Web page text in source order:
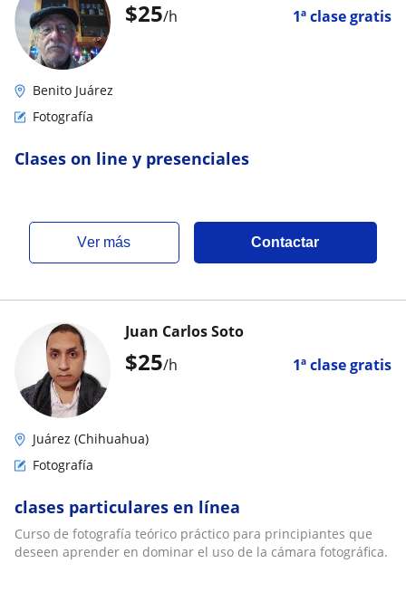
$25/h 1ª clase gratis
Benito Juárez
Fotografía
Clases on line y presenciales
ver más Contactar
$25/h 1ª clase gratis
Juan Carlos Soto
Juárez (Chihuahua)
Fotografía
clases particulares en línea
Curso de fotografía teórico práctico para principiantes que
deseen aprender en dominar el uso de la cámara fotográfica.